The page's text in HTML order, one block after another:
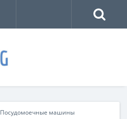
Посудомоечные машины